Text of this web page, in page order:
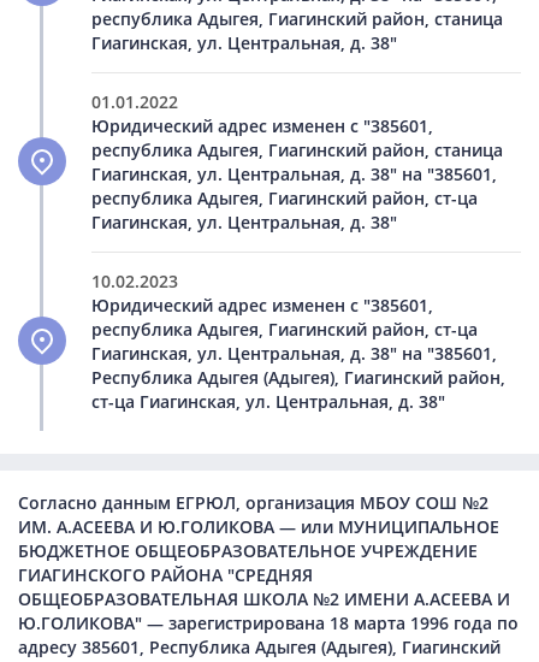
республика Адыгея, Гиагинский район, станица
Гиагинская, ул. Центральная, д. 38"
01.01.2022
Юридический адрес изменен с "385601,
республика Адыгея, Гиагинский район, станица
Гиагинская, ул. Центральная, д. 38" на "385601,
республика Адыгея, Гиагинский район, ст-ца
Гиагинская, ул. Центральная, д. 38"
10.02.2023
Юридический адрес изменен с "385601,
республика Адыгея, Гиагинский район, ст-ца
Гиагинская, ул. Центральная, д. 38" на "385601,
Республика Адыгея (Адыгея), Гиагинский район,
ст-ца Гиагинская, ул. Центральная, д. 38"
Согласно данным ЕГРЮЛ, организация МБОУ СОШ №2
ИМ. А.АСЕЕВА И Ю.ГОЛИКОВА — или МУНИЦИПАЛЬНОЕ
БЮДЖЕТНОЕ ОБЩЕОБРАЗОВАТЕЛЬНОЕ УЧРЕЖДЕНИЕ
ГИАГИНСКОГО РАЙОНА "СРЕДНЯЯ
ОБЩЕОБРАЗОВАТЕЛЬНАЯ ШКОЛА №2 ИМЕНИ А.АСЕЕВА И
Ю.ГОЛИКОВА" — зарегистрирована 18 марта 1996 года по
адресу 385601, Республика Адыгея (Адыгея), Гиагинский